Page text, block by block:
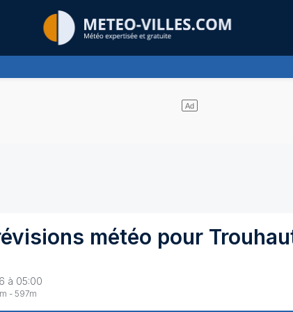
expertis&eacute;s
ternissant plus ou moins l'éclat du soleil
météo pour
à 05:00
m - 597m